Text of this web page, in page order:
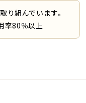
組んでいます。
率80％以上